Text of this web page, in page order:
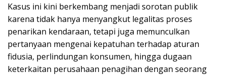
Kasus ini kini berkembang menjadi sorotan publik
karena tidak hanya menyangkut legalitas proses
penarikan kendaraan, tetapi juga memunculkan
pertanyaan mengenai kepatuhan terhadap aturan
fidusia, perlindungan konsumen, hingga dugaan
keterkaitan perusahaan penagihan dengan seorang